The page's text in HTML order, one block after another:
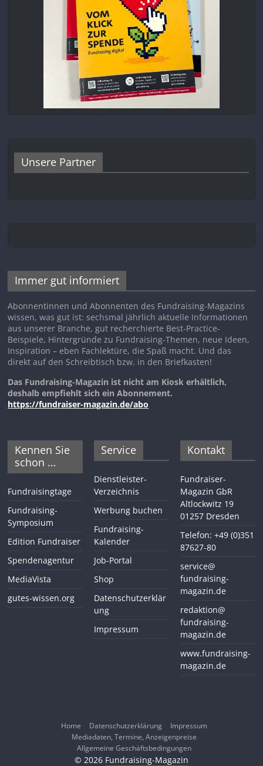
Unsere Partner
Immer gut informiert
Abonnentinnen und Abonnenten des Fundraising-Magazins
wissen, was gut ist: sechsmal jährlich aktuelle Informationen
aus unserer Branche, gut recherchierte Best-Practice-
Beispiele, Hintergründe zu Fundraising-Themen, neue Ideen,
Inspiration – eben Fachlektüre, die Spaß macht. Und das
direkt auf den Schreibtisch bzw. in den Briefkasten!
Das Fundraising-Magazin ist nicht am Kiosk erhältlich,
deshalb empfiehlt sich ein Abonnement.
https://fundraiser-magazin.de/abo
Kennen Sie
schon …
Fundraisingtage
Fundraising-
Symposium
Edition Fundraiser
Spendenagentur
MediaVista
gutes-wissen.org
Service
Dienstleister-
Verzeichnis
Werbung buchen
Fundraising-
Kalender
Job-Portal
Shop
Datenschutzerklär
ung
Impressum
Kontakt
Fundraiser-
Magazin GbR
Altlockwitz 19
01257 Dresden
Telefon: +49 (0)351
87627-80
service@
fundraising-
magazin.de
redaktion@
fundraising-
magazin.de
www.fundraising-
magazin.de
Home Datenschutzerklärung
Impressum
Mediadaten, Termine, Anzeigenpreise
Allgemeine Geschäftsbedingungen
© 2026 Fundraising-Magazin